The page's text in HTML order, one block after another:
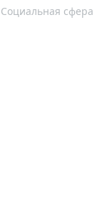
Социальная сфера